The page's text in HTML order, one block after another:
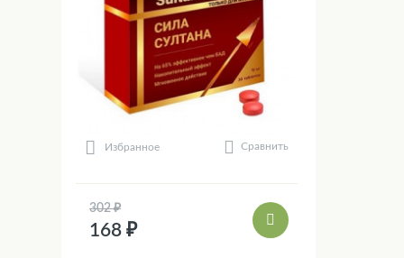
Избранное Сравнить
302 ₽
168 ₽